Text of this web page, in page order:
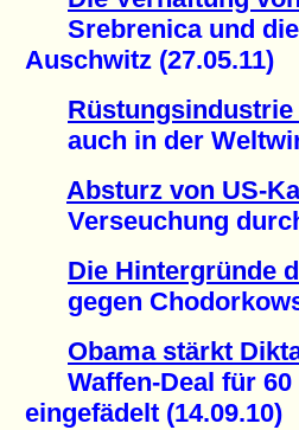
Srebrenica und die
Auschwitz (27.05.11)
auch in der
Absturz von US-
Verseuchung durch
Die Hintergründe
gegen
Obama stärkt
Waffen-Deal für 60
eingefädelt (14.09.10)